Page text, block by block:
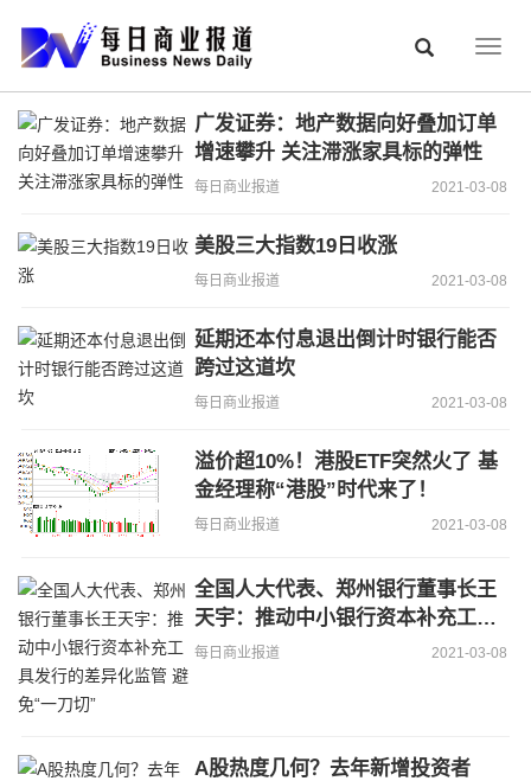
广发证券：地产数据向好叠加订单
增速攀升 关注滞涨家具标的弹性
每日商业报道 2021-03-08
美股三大指数19日收涨
每日商业报道 2021-03-08
延期还本付息退出倒计时银行能否
跨过这道坎
每日商业报道 2021-03-08
溢价超10%！港股ETF突然火了 基
金经理称“港股”时代来了！
每日商业报道 2021-03-08
全国人大代表、郑州银行董事长王
天宇：推动中小银行资本补充工具
发行的差异化监管 避免“一刀切”
每日商业报道 2021-03-08
A股热度几何？去年新增投资者